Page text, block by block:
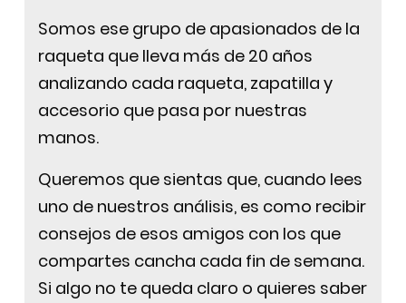
Somos ese grupo de apasionados de la
raqueta que lleva más de 20 años
analizando cada raqueta, zapatilla y
accesorio que pasa por nuestras
manos.
Queremos que sientas que, cuando lees
uno de nuestros análisis, es como recibir
consejos de esos amigos con los que
compartes cancha cada fin de semana.
Si algo no te queda claro o quieres saber